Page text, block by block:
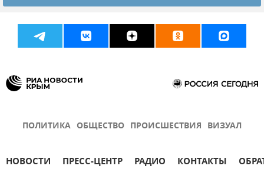
ПОЛИТИКА ОБЩЕСТВО ПРОИСШЕСТВИЯ ВИЗУАЛ
НОВОСТИ ПРЕСС-ЦЕНТР РАДИО КОНТАКТЫ